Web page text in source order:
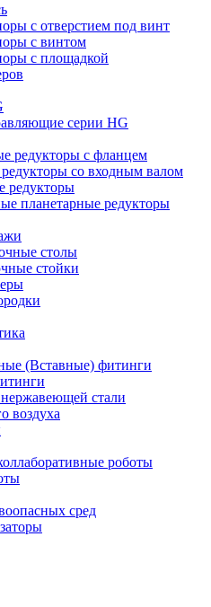
с отверстием под винт
с винтом
с площадкой
серии HG
редукторы с фланцем
со входным валом
редукторы
планетарные редукторы
столы
стойки
(Вставные) фитинги
стали
воздуха
роботы
сред